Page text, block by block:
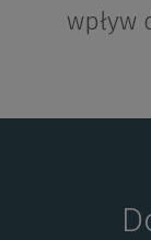
wpływ